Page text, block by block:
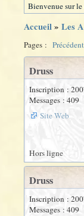
Bienvenue sur
Accueil» Les
Pages : Précédent
Druss
Inscription :
Messages : 409
Site Web
Hors ligne
Druss
Inscription :
Messages : 409